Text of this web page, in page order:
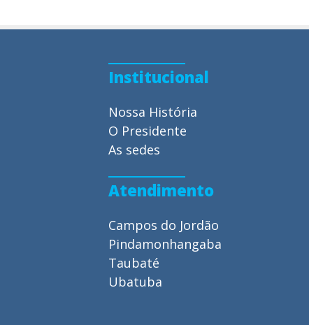
Institucional
Nossa História
O Presidente
As sedes
Atendimento
Campos do Jordão
Pindamonhangaba
Taubaté
Ubatuba